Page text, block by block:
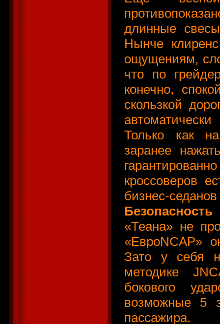
длинные
Нынче
ощущениям,
что по
конечно,
скользкой
Только как
заранее
кроссоверов
бизнес-
Безопасность
«Теана» не
«ЕвроNCAP»
Зато у себя
методике
бокового
возможные 5
пассажира.